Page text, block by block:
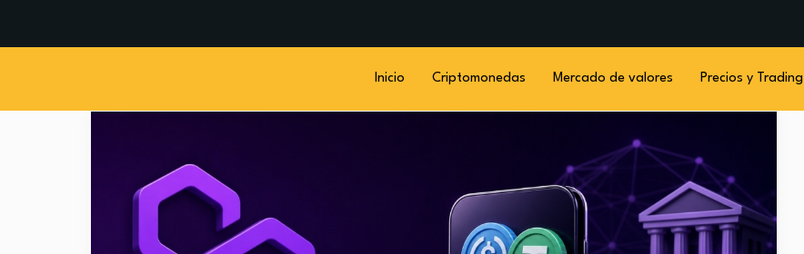
Inicio Criptomonedas Mercado de valores Precios y Trading